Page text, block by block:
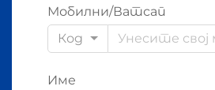
Мобилни/Ватсап
Код
Име